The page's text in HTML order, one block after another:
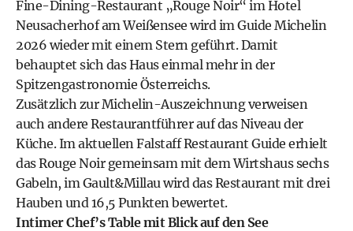
Fine-Dining-Restaurant „Rouge Noir“ im Hotel
Neusacherhof am Weißensee wird im Guide Michelin
2026 wieder mit einem Stern geführt. Damit
behauptet sich das Haus einmal mehr in der
Spitzengastronomie Österreichs.
Zusätzlich zur Michelin-Auszeichnung verweisen
auch andere Restaurantführer auf das Niveau der
Küche. Im aktuellen Falstaff Restaurant Guide erhielt
das Rouge Noir gemeinsam mit dem Wirtshaus sechs
Gabeln, im Gault&Millau wird das Restaurant mit drei
Hauben und 16,5 Punkten bewertet.
Intimer Chef’s Table mit Blick auf den See